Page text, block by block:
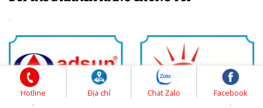
.
Hotline
.
Địa chỉ Chat Zalo
Facebook
.